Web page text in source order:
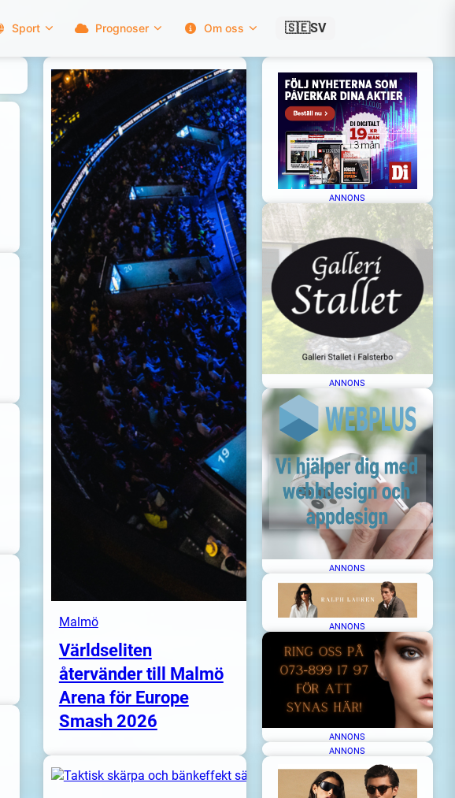
Sport Prognoser Om oss 🇸🇪SV
Malmö
Världseliten
återvänder till Malmö
Arena för Europe
Smash 2026
ANNONS
ANNONS
ANNONS
ANNONS
ANNONS
ANNONS